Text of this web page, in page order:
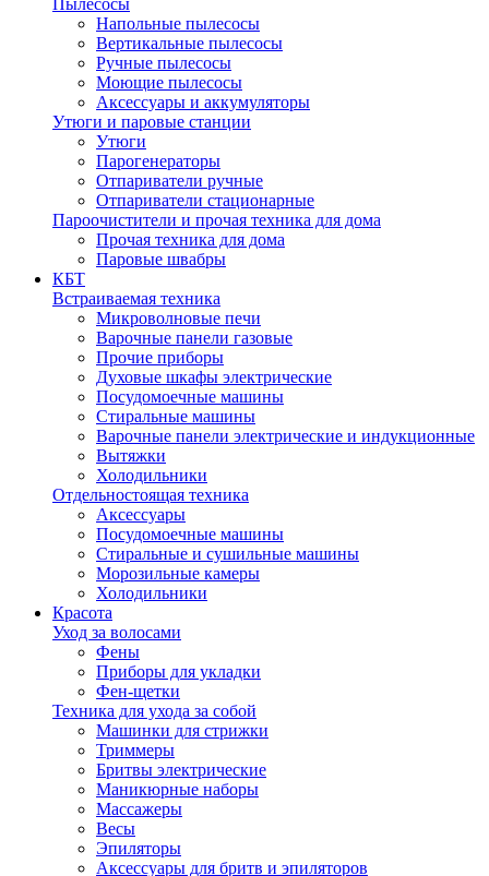
Пылесосы
Напольные пылесосы
Вертикальные пылесосы
Ручные пылесосы
Моющие пылесосы
Аксессуары и аккумуляторы
Утюги и паровые станции
Утюги
Парогенераторы
Отпариватели ручные
Отпариватели стационарные
Пароочистители и прочая техника для дома
Прочая техника для дома
Паровые швабры
КБТ
Встраиваемая техника
Микроволновые печи
Варочные панели газовые
Прочие приборы
Духовые шкафы электрические
Посудомоечные машины
Стиральные машины
Варочные панели электрические и индукционные
Вытяжки
Холодильники
Отдельностоящая техника
Аксессуары
Посудомоечные машины
Стиральные и сушильные машины
Морозильные камеры
Холодильники
Красота
Уход за волосами
Фены
Приборы для укладки
Фен-щетки
Техника для ухода за собой
Машинки для стрижки
Триммеры
Бритвы электрические
Маникюрные наборы
Массажеры
Весы
Эпиляторы
Аксессуары для бритв и эпиляторов